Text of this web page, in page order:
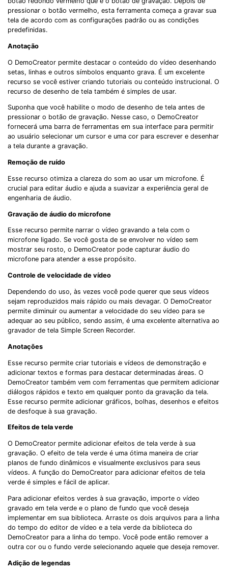
pressionar o botão vermelho, esta ferramenta começa a gravar sua
tela de acordo com as configurações padrão ou as condições
predefinidas.
Anotação
O DemoCreator permite destacar o conteúdo do vídeo desenhando
setas, linhas e outros símbolos enquanto grava. É um excelente
recurso se você estiver criando tutoriais ou conteúdo instrucional. O
recurso de desenho de tela também é simples de usar.
Suponha que você habilite o modo de desenho de tela antes de
pressionar o botão de gravação. Nesse caso, o DemoCreator
fornecerá uma barra de ferramentas em sua interface para permitir
ao usuário selecionar um cursor e uma cor para escrever e desenhar
a tela durante a gravação.
Remoção de ruído
Esse recurso otimiza a clareza do som ao usar um microfone. É
crucial para editar áudio e ajuda a suavizar a experiência geral de
engenharia de áudio.
Gravação de áudio do microfone
Esse recurso permite narrar o vídeo gravando a tela com o
microfone ligado. Se você gosta de se envolver no vídeo sem
mostrar seu rosto, o DemoCreator pode capturar áudio do
microfone para atender a esse propósito.
Controle de velocidade de vídeo
Dependendo do uso, às vezes você pode querer que seus vídeos
sejam reproduzidos mais rápido ou mais devagar. O DemoCreator
permite diminuir ou aumentar a velocidade do seu vídeo para se
adequar ao seu público, sendo assim, é uma excelente alternativa ao
gravador de tela Simple Screen Recorder.
Anotações
Esse recurso permite criar tutoriais e vídeos de demonstração e
adicionar textos e formas para destacar determinadas áreas. O
DemoCreator também vem com ferramentas que permitem adicionar
diálogos rápidos e texto em qualquer ponto da gravação da tela.
Esse recurso permite adicionar gráficos, bolhas, desenhos e efeitos
de desfoque à sua gravação.
Efeitos de tela verde
O DemoCreator permite adicionar efeitos de tela verde à sua
gravação. O efeito de tela verde é uma ótima maneira de criar
planos de fundo dinâmicos e visualmente exclusivos para seus
vídeos. A função do DemoCreator para adicionar efeitos de tela
verde é simples e fácil de aplicar.
Para adicionar efeitos verdes à sua gravação, importe o vídeo
gravado em tela verde e o plano de fundo que você deseja
implementar em sua biblioteca. Arraste os dois arquivos para a linha
do tempo do editor de vídeo e a tela verde da biblioteca do
DemoCreator para a linha do tempo. Você pode então remover a
outra cor ou o fundo verde selecionando aquele que deseja remover.
Adição de legendas
Record Like a Pro, Edit
Record. Edit. Share. All with Filmora!
Got It Try It Now